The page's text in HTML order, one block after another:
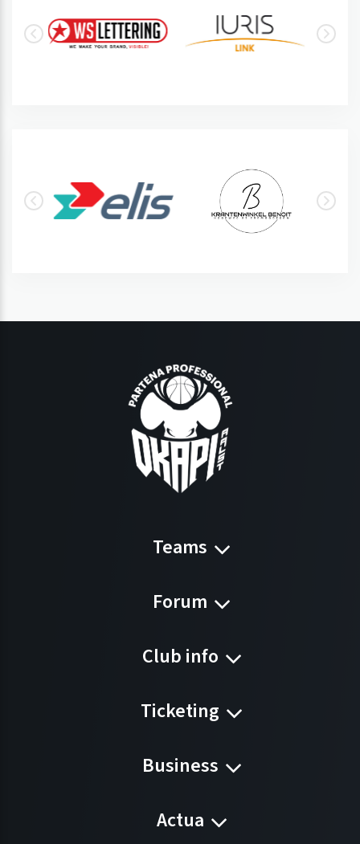
Teams
Forum
Club info
Ticketing
Business
Actua